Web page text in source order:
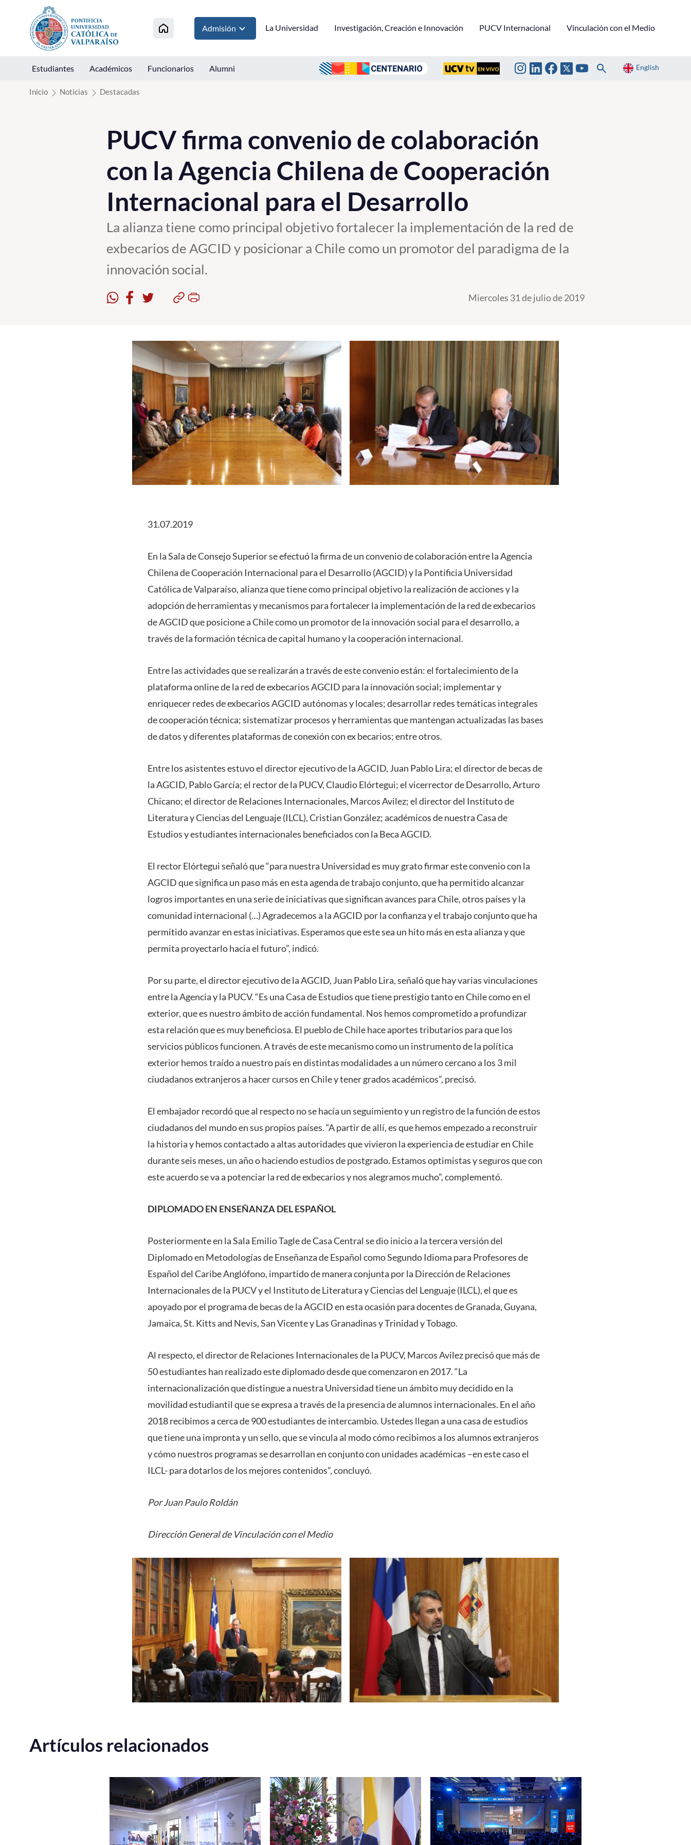
Click acá para ir directamente al contenido
Admisión La Universidad Investigación, Creación e Innovación PUCV Internacional Vinculación con el Medio
Estudiantes Académicos Funcionarios Alumni English
Inicio Noticias Destacadas
PUCV firma convenio de colaboración
con la Agencia Chilena de Cooperación
Internacional para el Desarrollo
La alianza tiene como principal objetivo fortalecer la implementación de la red de
exbecarios de AGCID y posicionar a Chile como un promotor del paradigma de la
innovación social.
Miercoles 31 de julio de 2019
31.07.2019
En la Sala de Consejo Superior se efectuó la firma de un convenio de colaboración entre la Agencia
Chilena de Cooperación Internacional para el Desarrollo (AGCID) y la Pontificia Universidad
Católica de Valparaíso, alianza que tiene como principal objetivo la realización de acciones y la
adopción de herramientas y mecanismos para fortalecer la implementación de la red de exbecarios
de AGCID que posicione a Chile como un promotor de la innovación social para el desarrollo, a
través de la formación técnica de capital humano y la cooperación internacional.
Entre las actividades que se realizarán a través de este convenio están: el fortalecimiento de la
plataforma online de la red de exbecarios AGCID para la innovación social; implementar y
enriquecer redes de exbecarios AGCID autónomas y locales; desarrollar redes temáticas integrales
de cooperación técnica; sistematizar procesos y herramientas que mantengan actualizadas las bases
de datos y diferentes plataformas de conexión con ex becarios; entre otros.
Entre los asistentes estuvo el director ejecutivo de la AGCID, Juan Pablo Lira; el director de becas de
la AGCID, Pablo García; el rector de la PUCV, Claudio Elórtegui; el vicerrector de Desarrollo, Arturo
Chicano; el director de Relaciones Internacionales, Marcos Avilez; el director del Instituto de
Literatura y Ciencias del Lenguaje (ILCL), Cristian González; académicos de nuestra Casa de
Estudios y estudiantes internacionales beneficiados con la Beca AGCID.
El rector Elórtegui señaló que “para nuestra Universidad es muy grato firmar este convenio con la
AGCID que significa un paso más en esta agenda de trabajo conjunto, que ha permitido alcanzar
logros importantes en una serie de iniciativas que significan avances para Chile, otros países y la
comunidad internacional (…) Agradecemos a la AGCID por la confianza y el trabajo conjunto que ha
permitido avanzar en estas iniciativas. Esperamos que este sea un hito más en esta alianza y que
permita proyectarlo hacia el futuro”, indicó.
Por su parte, el director ejecutivo de la AGCID, Juan Pablo Lira, señaló que hay varias vinculaciones
entre la Agencia y la PUCV. “Es una Casa de Estudios que tiene prestigio tanto en Chile como en el
exterior, que es nuestro ámbito de acción fundamental. Nos hemos comprometido a profundizar
esta relación que es muy beneficiosa. El pueblo de Chile hace aportes tributarios para que los
servicios públicos funcionen. A través de este mecanismo como un instrumento de la política
exterior hemos traído a nuestro país en distintas modalidades a un número cercano a los 3 mil
ciudadanos extranjeros a hacer cursos en Chile y tener grados académicos”, precisó.
El embajador recordó que al respecto no se hacía un seguimiento y un registro de la función de estos
ciudadanos del mundo en sus propios países. “A partir de allí, es que hemos empezado a reconstruir
la historia y hemos contactado a altas autoridades que vivieron la experiencia de estudiar en Chile
durante seis meses, un año o haciendo estudios de postgrado. Estamos optimistas y seguros que con
este acuerdo se va a potenciar la red de exbecarios y nos alegramos mucho”, complementó.
DIPLOMADO EN ENSEÑANZA DEL ESPAÑOL
Posteriormente en la Sala Emilio Tagle de Casa Central se dio inicio a la tercera versión del
Diplomado en Metodologías de Enseñanza de Español como Segundo Idioma para Profesores de
Español del Caribe Anglófono, impartido de manera conjunta por la Dirección de Relaciones
Internacionales de la PUCV y el Instituto de Literatura y Ciencias del Lenguaje (ILCL), el que es
apoyado por el programa de becas de la AGCID en esta ocasión para docentes de Granada, Guyana,
Jamaica, St. Kitts and Nevis, San Vicente y Las Granadinas y Trinidad y Tobago.
Al respecto, el director de Relaciones Internacionales de la PUCV, Marcos Avilez precisó que más de
50 estudiantes han realizado este diplomado desde que comenzaron en 2017. “La
internacionalización que distingue a nuestra Universidad tiene un ámbito muy decidido en la
movilidad estudiantil que se expresa a través de la presencia de alumnos internacionales. En el año
2018 recibimos a cerca de 900 estudiantes de intercambio. Ustedes llegan a una casa de estudios
que tiene una impronta y un sello, que se vincula al modo cómo recibimos a los alumnos extranjeros
y cómo nuestros programas se desarrollan en conjunto con unidades académicas –en este caso el
ILCL- para dotarlos de los mejores contenidos”, concluyó.
Por Juan Paulo Roldán
Dirección General de Vinculación con el Medio
Artículos relacionados